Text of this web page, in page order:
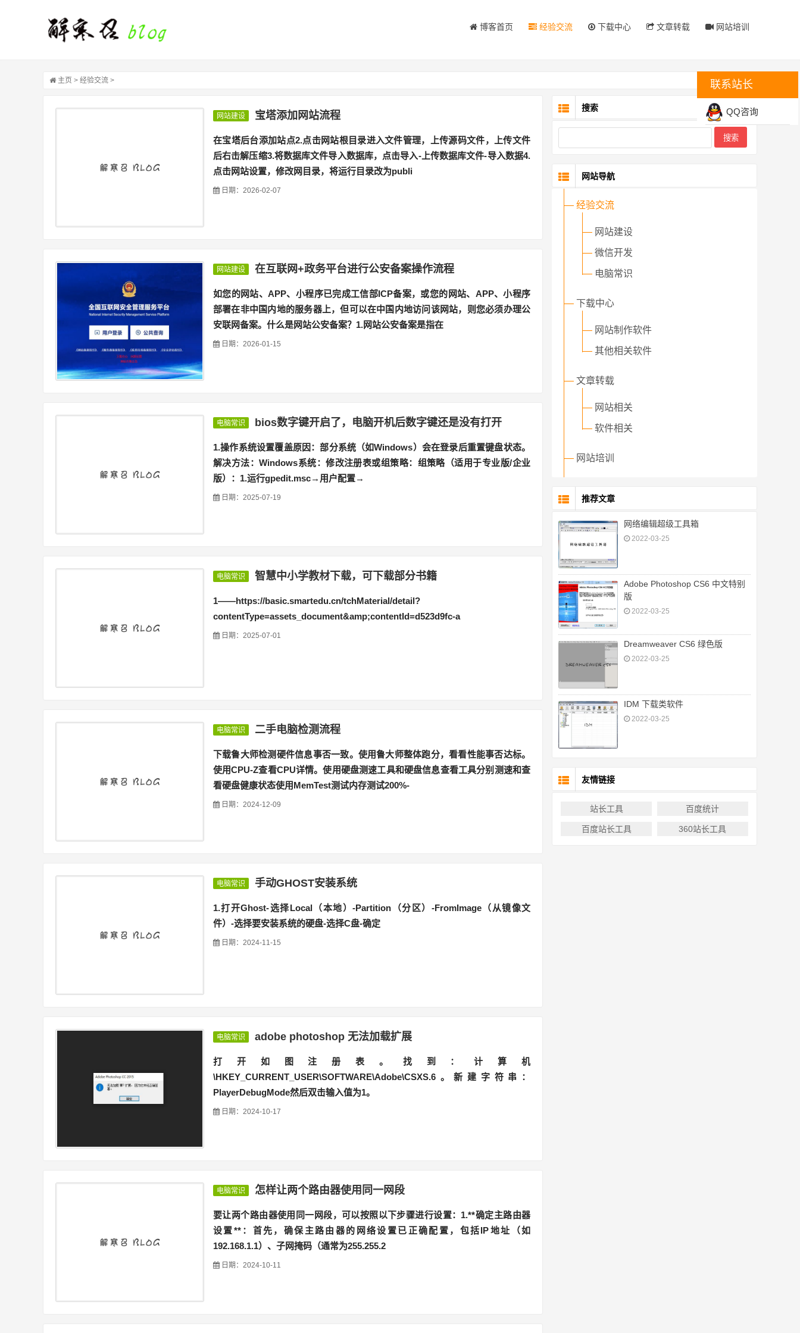
博客首页 经验交流 下载中心 文章转载 网站培训
主页 > 经验交流 >
网站建设 宝塔添加网站流程
在宝塔后台添加站点2.点击网站根目录进入文件管理，上传源码文件，上传文件
后右击解压缩3.将数据库文件导入数据库，点击导入-上传数据库文件-导入数据4.
点击网站设置，修改网目录，将运行目录改为publi
日期：2026-02-07
网站建设 在互联网+政务平台进行公安备案操作流程
如您的网站、APP、小程序已完成工信部ICP备案，或您的网站、APP、小程序
部署在非中国内地的服务器上，但可以在中国内地访问该网站，则您必须办理公
安联网备案。什么是网站公安备案？1.网站公安备案是指在
日期：2026-01-15
电脑常识 bios数字键开启了，电脑开机后数字键还是没有打开
1.操作系统设置覆盖原因：部分系统（如Windows）会在登录后重置键盘状态。
解决方法：Windows系统：修改注册表或组策略：组策略（适用于专业版/企业
版）：1.运行gpedit.msc→用户配置→
日期：2025-07-19
电脑常识 智慧中小学教材下载，可下载部分书籍
1——https://basic.smartedu.cn/tchMaterial/detail?
contentType=assets_document&amp;contentId=d523d9fc-a
日期：2025-07-01
电脑常识 二手电脑检测流程
下载鲁大师检测硬件信息事否一致。使用鲁大师整体跑分，看看性能事否达标。
使用CPU-Z查看CPU详情。使用硬盘测速工具和硬盘信息查看工具分别测速和查
看硬盘健康状态使用MemTest测试内存测试200%-
日期：2024-12-09
电脑常识 手动GHOST安装系统
1.打开Ghost-选择Local（本地）-Partition（分区）-FromImage（从镜像文
件）-选择要安装系统的硬盘-选择C盘-确定
日期：2024-11-15
电脑常识 adobe photoshop 无法加载扩展
打开如图注册表。找到：计算机
\HKEY_CURRENT_USER\SOFTWARE\Adobe\CSXS.6。新建字符串：
PlayerDebugMode然后双击输入值为1。
日期：2024-10-17
电脑常识 怎样让两个路由器使用同一网段
要让两个路由器使用同一网段，可以按照以下步骤进行设置：1.**确定主路由器
设置**：首先，确保主路由器的网络设置已正确配置，包括IP地址（如
192.168.1.1）、子网掩码（通常为255.255.2
日期：2024-10-11
搜索
网站导航
— 经验交流
— 网站建设
— 微信开发
— 电脑常识
— 下载中心
— 网站制作软件
— 其他相关软件
— 文章转载
— 网站相关
— 软件相关
— 网站培训
推荐文章
网络编辑超级工具箱
2022-03-25
Adobe Photoshop CS6 中文特别
版
2022-03-25
Dreamweaver CS6 绿色版
2022-03-25
IDM 下载类软件
2022-03-25
友情链接
站长工具 百度统计
百度站长工具 360站长工具
联系站长
QQ咨询